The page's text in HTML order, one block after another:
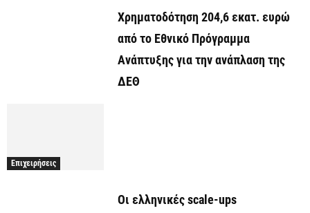
Χρηματοδότηση 204,6 εκατ. ευρώ
από το Εθνικό Πρόγραμμα
Ανάπτυξης για την ανάπλαση της
ΔΕΘ
Επιχειρήσεις
Οι ελληνικές scale-ups